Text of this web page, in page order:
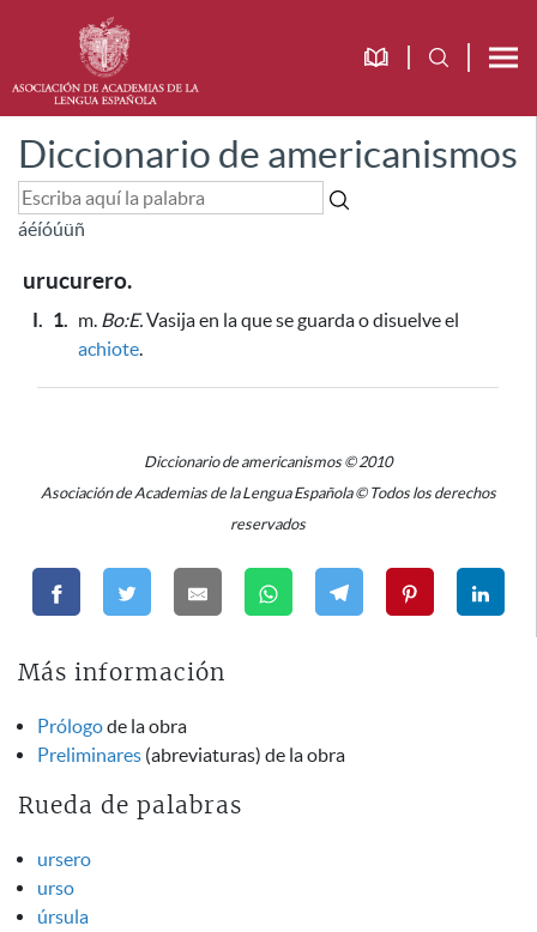
Diccionario de americanismos
áéíóúüñ
urucurero.
I. 1. m. Bo:E.Vasija en la que se guarda o disuelve el
achiote.
Diccionario de americanismos © 2010
Asociación de Academias de la Lengua Española © Todos los derechos
reservados
Más información
Prólogode la obra
Preliminares (abreviaturas) de la obra
Rueda de palabras
ursero
urso
úrsula